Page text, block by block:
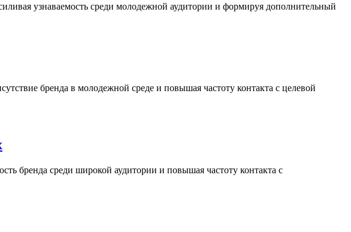
узнаваемость среди молодежной аудитории и формируя дополнительный
бренда в молодежной среде и повышая частоту контакта с целевой
бренда среди широкой аудитории и повышая частоту контакта с